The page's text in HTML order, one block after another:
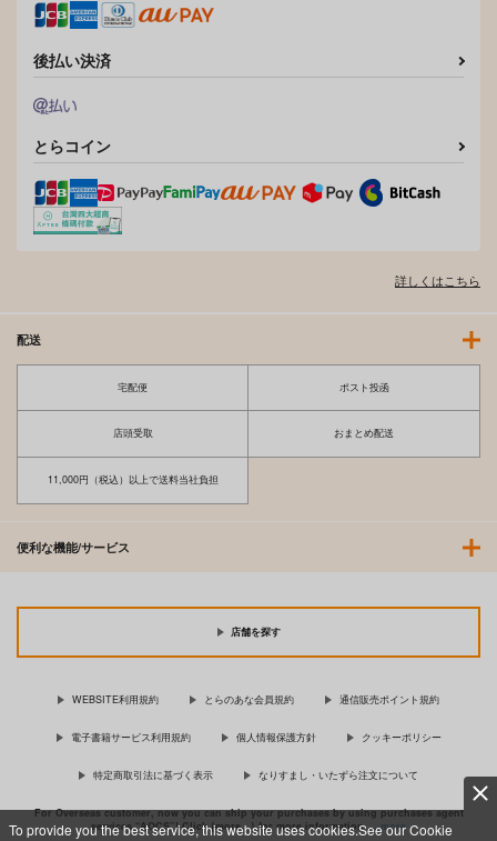
To provide you the best service, this website uses cookies.See our Cookie
後払い決済
とらコイン
詳しくはこちら
配送
宅配便 ポスト投函
店頭受取 おまとめ配送
11,000円（税込）以上で送料当社負担
便利な機能/サービス
店舗を探す
WEBSITE利用規約 とらのあな会員規約 通信販売ポイント規約
電子書籍サービス利用規約 個人情報保護方針 クッキーポリシー
特定商取引法に基づく表示 なりすまし・いたずら注文について
For Overseas customer, now you can ship your purchases by using purchases agent
services “AOCS”! Click {more…} for more information …more